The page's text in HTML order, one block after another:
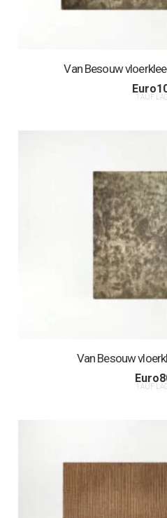
Van Besouw
Euro
1 AUF
Van Besouw
Euro
1 AUF